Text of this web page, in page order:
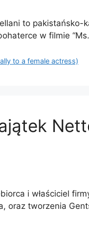
to pakistańsko-
w filmie
to a female actress)
i właściciel
oraz tworzenia